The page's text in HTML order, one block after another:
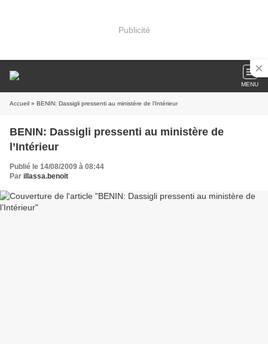
Publicité
MENU
Accueil » BENIN: Dassigli pressenti au ministère de l’Intérieur
BENIN: Dassigli pressenti au ministère de
l’Intérieur
Publié le 14/08/2009 à 08:44
Par illassa.benoit